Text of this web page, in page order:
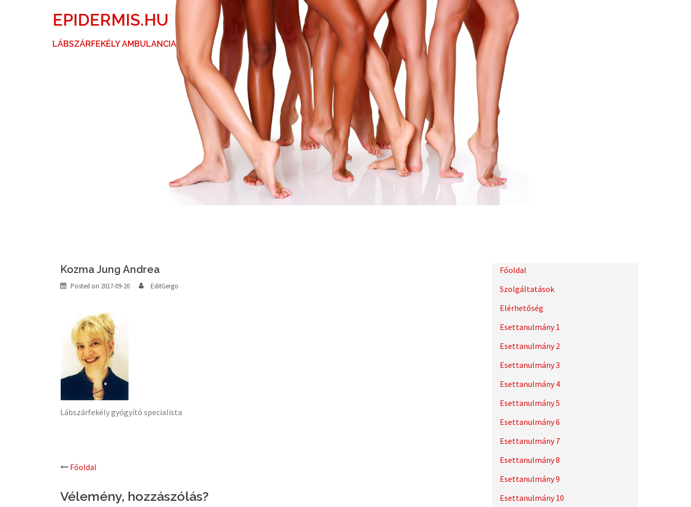
EPIDERMIS.HU
LÁBSZÁRFEKÉLY AMBULANCIA
Kozma Jung Andrea
Posted on 2017-09-20 EditGergo
Lábszárfekély gyógyító specialista
Post
navigation
Főoldal
Vélemény, hozzászólás?
Főoldal
Szolgáltatások
Elérhetőség
Esettanulmány 1
Esettanulmány 2
Esettanulmány 3
Esettanulmány 4
Esettanulmány 5
Esettanulmány 6
Esettanulmány 7
Esettanulmány 8
Esettanulmány 9
Esettanulmány 10